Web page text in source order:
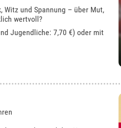
Witz und Spannung – über Mut,
wertvoll?
Jugendliche: 7,70 €) oder mit